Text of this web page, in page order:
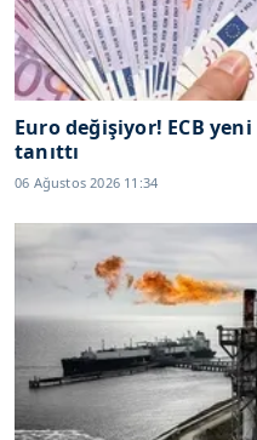
Euro değişiyor! ECB
tanıttı
06 Ağustos 2026 11:34